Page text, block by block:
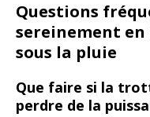
Questions
sereinement
sous la pluie
Que faire si la
perdre de la